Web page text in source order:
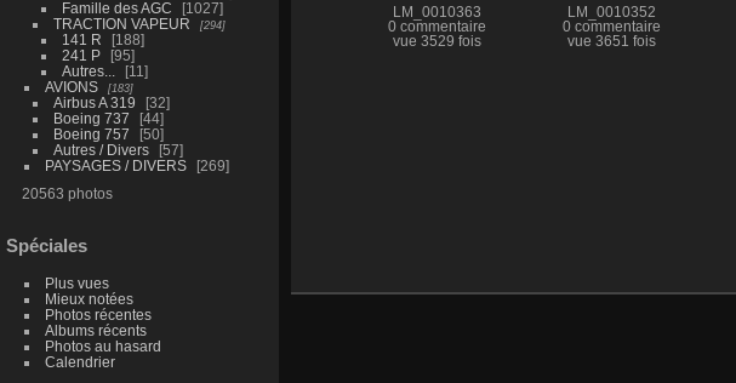
Famille des AGC
1027
TRACTION VAPEUR
294
141 R
188
241 P
95
Autres...
11
AVIONS
183
Airbus A 319
32
Boeing 737
44
Boeing 757
50
Autres / Divers
57
PAYSAGES / DIVERS
269
20563 photos
Spéciales
Plus vues
Mieux notées
Photos récentes
Albums récents
Photos au hasard
Calendrier
LM_0010363
0 commentaire
vue 3529 fois
LM_0010352
0 commentaire
vue 3651 fois